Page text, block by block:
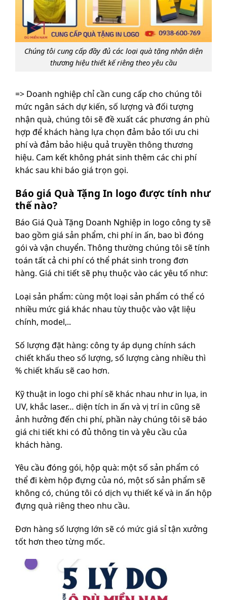
Chúng tôi cung cấp đầy đủ các loại quà tặng nhận diện
thương hiệu thiết kế riêng theo yêu cầu
=> Doanh nghiệp chỉ cần cung cấp cho chúng tôi
mức ngân sách dự kiến, số lượng và đối tượng
nhận quà, chúng tôi sẽ đề xuất các phương án phù
hợp để khách hàng lựa chọn đảm bảo tối ưu chi
phí và đảm bảo hiệu quả truyền thông thương
hiệu. Cam kết không phát sinh thêm các chi phí
khác sau khi báo giá trọn gọi.
Báo giá Quà Tặng In logo được tính như
thế nào?
Báo Giá Quà Tặng Doanh Nghiệp in logo công ty sẽ
bao gồm giá sản phẩm, chi phí in ấn, bao bì đóng
gói và vận chuyển. Thông thường chúng tôi sẽ tính
toán tất cả chi phí có thể phát sinh trong đơn
hàng. Giá chi tiết sẽ phụ thuộc vào các yêu tố như:
Loại sản phẩm: cùng một loại sản phẩm có thể có
nhiều mức giá khác nhau tùy thuộc vào vật liệu
chính, model,..
Số lượng đặt hàng: công ty áp dụng chính sách
chiết khấu theo số lượng, số lượng càng nhiều thì
% chiết khấu sẽ cao hơn.
Kỹ thuật in logo chi phí sẽ khác nhau như in lụa, in
UV, khắc laser… diện tích in ấn và vị trí in cũng sẽ
ảnh hưởng đến chi phí, phần này chúng tôi sẽ báo
giá chi tiết khi có đủ thông tin và yêu cầu của
khách hàng.
Yêu cầu đóng gói, hộp quà: một số sản phẩm có
thể đi kèm hộp đựng của nó, một số sản phẩm sẽ
không có, chúng tôi có dịch vụ thiết kế và in ấn hộp
đựng quà riêng theo nhu cầu.
Đơn hàng số lượng lớn sẽ có mức giá sỉ tận xưởng
tốt hơn theo từng mốc.